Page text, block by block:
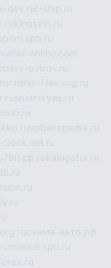
dev.ruf-ship.ru
kinosvin.ru
online.com
ostrov.ru
nix-files.org.ru
sputnikyes.ru
sobakopedia.ru
7bit.pp.rukalugatur.ru
схема-авто.рф
music8.spb.ru